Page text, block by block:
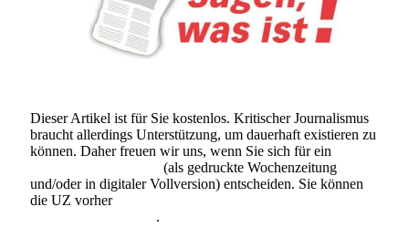
Dieser Artikel ist für Sie kostenlos. Kritischer Journalismus
braucht allerdings Unterstützung, um dauerhaft existieren zu
können. Daher freuen wir uns, wenn Sie sich für ein
(als gedruckte Wochenzeitung
und/oder in digitaler Vollversion) entscheiden. Sie können
die UZ vorher
.